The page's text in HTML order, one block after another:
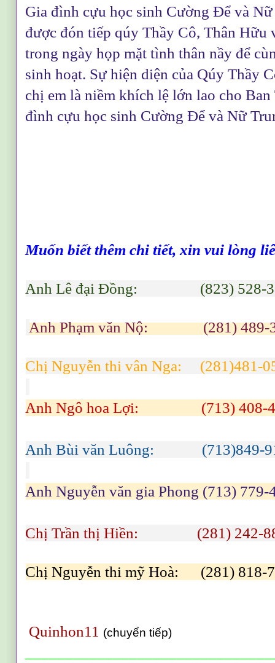
Gia đình cựu học sinh Cường Để và
được đón tiếp qúy Thầy Cô, Thân Hữu
trong ngày họp mặt tình thân nầy để
sinh hoạt. Sự hiện diện của Qúy Thầy
chị em là niềm khích lệ lớn lao cho
đình cựu học sinh Cường Để và Nữ
Muốn biết thêm chi tiết, xin vui lòng
Anh Lê đại Đồng: (823) 528-
Anh Phạm văn Nộ: (281) 489-
Chị Nguyễn thi vân Nga: (281)481-
Anh Ngô hoa Lợi: (713) 408-
Anh Bùi văn Luông: (713)849-
Anh Nguyễn văn gia Phong (713) 779-
Chị Trần thị Hiền: (281) 242-
Chị Nguyễn thi mỹ Hoà: (281) 818-
Quinhon11 (chuyển tiếp)